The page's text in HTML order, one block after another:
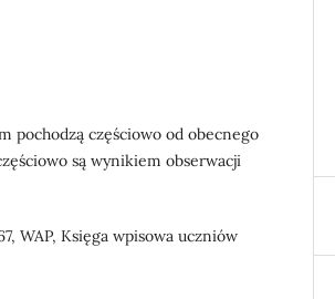
pochodzą częściowo od obecnego
są wynikiem obserwacji
WAP, Księga wpisowa uczniów